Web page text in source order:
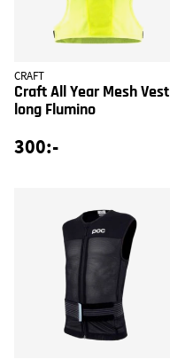
CRAFT
Craft All Year Mesh Vest
long Flumino
300:-